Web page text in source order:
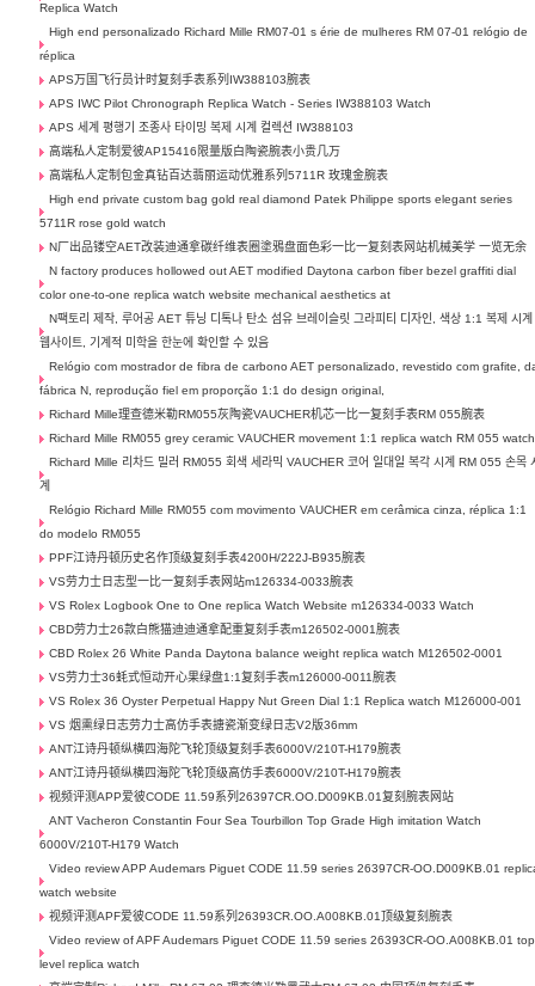
Replica Watch
High end personalizado Richard Mille RM07-01 s érie de mulheres RM 07-01 relógio de
réplica
APS万国飞行员计时复刻手表系列IW388103腕表
APS IWC Pilot Chronograph Replica Watch - Series IW388103 Watch
APS 세계 평행기 조종사 타이밍 복제 시계 컬렉션 IW388103
高端私人定制爱彼AP15416限量版白陶瓷腕表小贵几万
高端私人定制包金真钻百达翡丽运动优雅系列5711R 玫瑰金腕表
High end private custom bag gold real diamond Patek Philippe sports elegant series
5711R rose gold watch
N厂出品镂空AET改装迪通拿碳纤维表圈塗鴉盘面色彩一比一复刻表网站机械美学 一览无余
N factory produces hollowed out AET modified Daytona carbon fiber bezel graffiti dial
color one-to-one replica watch website mechanical aesthetics at
N팩토리 제작, 루어공 AET 튜닝 디톡나 탄소 섬유 브레이슬릿 그라피티 디자인, 색상 1:1 복제 시계
웹사이트, 기계적 미학을 한눈에 확인할 수 있음
Relógio com mostrador de fibra de carbono AET personalizado, revestido com grafite,
fábrica N, reprodução fiel em proporção 1:1 do design original,
Richard Mille理查德米勒RM055灰陶瓷VAUCHER机芯一比一复刻手表RM 055腕表
Richard Mille RM055 grey ceramic VAUCHER movement 1:1 replica watch RM 055 watch
Richard Mille 리차드 밀러 RM055 회색 세라믹 VAUCHER 코어 일대일 복각 시계 RM 055 손목
계
Relógio Richard Mille RM055 com movimento VAUCHER em cerâmica cinza, réplica 1:1
do modelo RM055
PPF江诗丹顿历史名作顶级复刻手表4200H/222J-B935腕表
VS劳力士日志型一比一复刻手表网站m126334-0033腕表
VS Rolex Logbook One to One replica Watch Website m126334-0033 Watch
CBD劳力士26款白熊猫迪迪通拿配重复刻手表m126502-0001腕表
CBD Rolex 26 White Panda Daytona balance weight replica watch M126502-0001
VS劳力士36蚝式恒动开心果绿盘1:1复刻手表m126000-0011腕表
VS Rolex 36 Oyster Perpetual Happy Nut Green Dial 1:1 Replica watch M126000-001
VS 烟熏绿日志劳力士高仿手表搪瓷渐变绿日志V2版36mm
ANT江诗丹顿纵横四海陀飞轮顶级复刻手表6000V/210T-H179腕表
ANT江诗丹顿纵横四海陀飞轮顶级高仿手表6000V/210T-H179腕表
视频评测APP爱彼CODE 11.59系列26397CR.OO.D009KB.01复刻腕表网站
ANT Vacheron Constantin Four Sea Tourbillon Top Grade High imitation Watch
6000V/210T-H179 Watch
Video review APP Audemars Piguet CODE 11.59 series 26397CR-OO.D009KB.01
watch website
视频评测APF爱彼CODE 11.59系列26393CR.OO.A008KB.01顶级复刻腕表
Video review of APF Audemars Piguet CODE 11.59 series 26393CR-OO.A008KB.01
level replica watch